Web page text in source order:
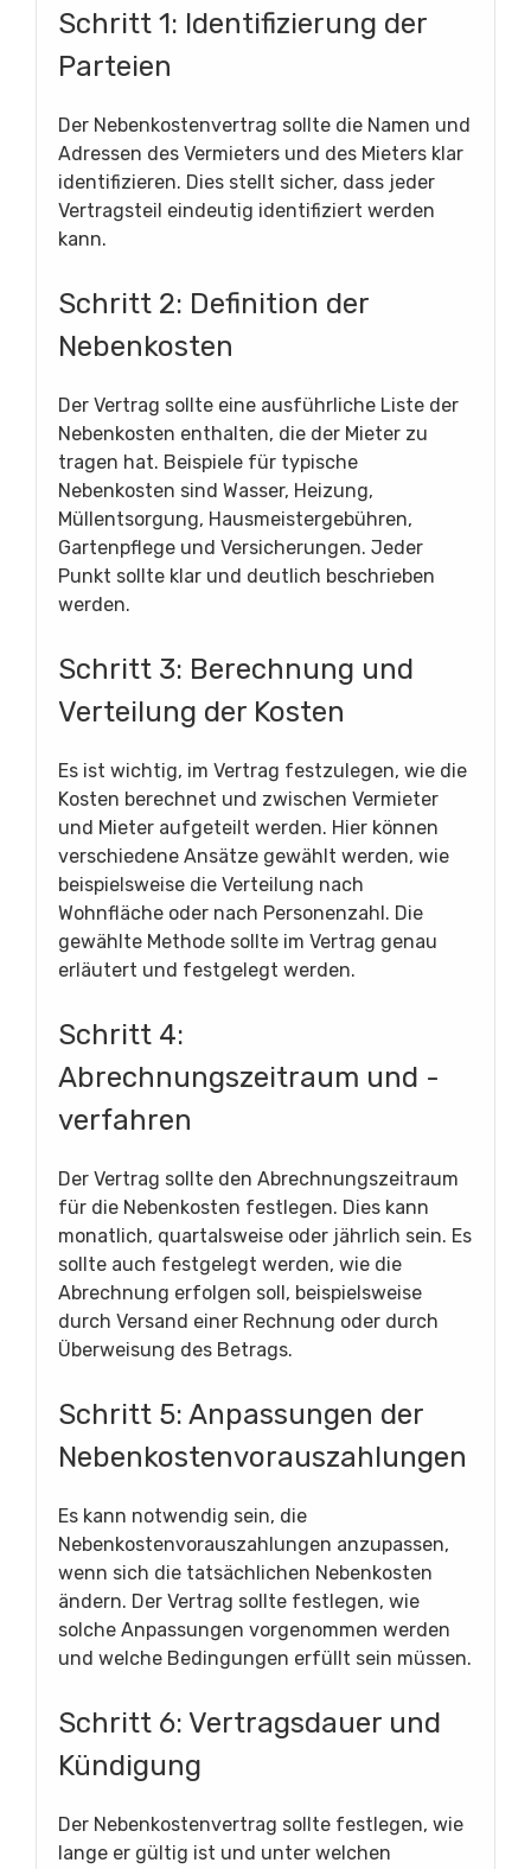
Schritt 1: Identifizierung der
Parteien
Der Nebenkostenvertrag sollte die Namen und
Adressen des Vermieters und des Mieters klar
identifizieren. Dies stellt sicher, dass jeder
Vertragsteil eindeutig identifiziert werden
kann.
Schritt 2: Definition der
Nebenkosten
Der Vertrag sollte eine ausführliche Liste der
Nebenkosten enthalten, die der Mieter zu
tragen hat. Beispiele für typische
Nebenkosten sind Wasser, Heizung,
Müllentsorgung, Hausmeistergebühren,
Gartenpflege und Versicherungen. Jeder
Punkt sollte klar und deutlich beschrieben
werden.
Schritt 3: Berechnung und
Verteilung der Kosten
Es ist wichtig, im Vertrag festzulegen, wie die
Kosten berechnet und zwischen Vermieter
und Mieter aufgeteilt werden. Hier können
verschiedene Ansätze gewählt werden, wie
beispielsweise die Verteilung nach
Wohnfläche oder nach Personenzahl. Die
gewählte Methode sollte im Vertrag genau
erläutert und festgelegt werden.
Schritt 4:
Abrechnungszeitraum und -
verfahren
Der Vertrag sollte den Abrechnungszeitraum
für die Nebenkosten festlegen. Dies kann
monatlich, quartalsweise oder jährlich sein. Es
sollte auch festgelegt werden, wie die
Abrechnung erfolgen soll, beispielsweise
durch Versand einer Rechnung oder durch
Überweisung des Betrags.
Schritt 5: Anpassungen der
Nebenkostenvorauszahlungen
Es kann notwendig sein, die
Nebenkostenvorauszahlungen anzupassen,
wenn sich die tatsächlichen Nebenkosten
ändern. Der Vertrag sollte festlegen, wie
solche Anpassungen vorgenommen werden
und welche Bedingungen erfüllt sein müssen.
Schritt 6: Vertragsdauer und
Kündigung
Der Nebenkostenvertrag sollte festlegen, wie
lange er gültig ist und unter welchen